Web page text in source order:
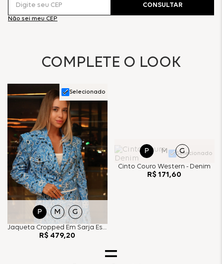
Não sei meu CEP
CONSULTAR
COMPLETE O LOOK
Selecionado
P M G
Jaqueta Cropped Em Sarja Estampa Paisley - Denim
R$ 479,20
Selecionado
P M G
Cinto Couro Western - Denim
R$ 171,60